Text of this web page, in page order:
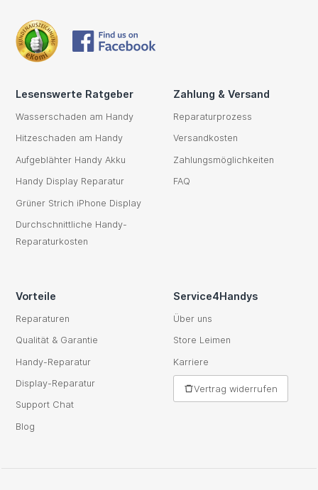
Lesenswerte Ratgeber
Wasserschaden am Handy
Hitzeschaden am Handy
Aufgeblähter Handy Akku
Handy Display Reparatur
Grüner Strich iPhone Display
Durchschnittliche Handy-
Reparaturkosten
Zahlung & Versand
Reparaturprozess
Versandkosten
Zahlungsmöglichkeiten
FAQ
Vorteile
Reparaturen
Qualität & Garantie
Handy-Reparatur
Display-Reparatur
Support Chat
Blog
Service4Handys
Über uns
Store Leimen
Karriere
Vertrag widerrufen